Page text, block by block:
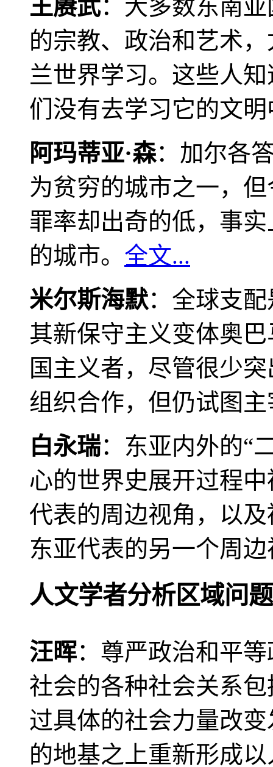
王赓武：大多数东南
的宗教、政治和艺术
兰世界学习。这些人
们没有去学习它的文
阿玛蒂亚·森：加尔各
为贫穷的城市之一，
罪率却出奇的低，事
的城市。 全文...
米尔斯海默：全球支
其新保守主义变体奥
国主义者，尽管很少
组织合作，但仍试图
白永瑞：东亚内外的“
心的世界史展开过程
代表的周边视角，以
东亚代表的另一个周
人文学者分析区域问题
汪晖：尊严政治和平
社会的各种社会关系
过具体的社会力量改
的地基之上重新形成